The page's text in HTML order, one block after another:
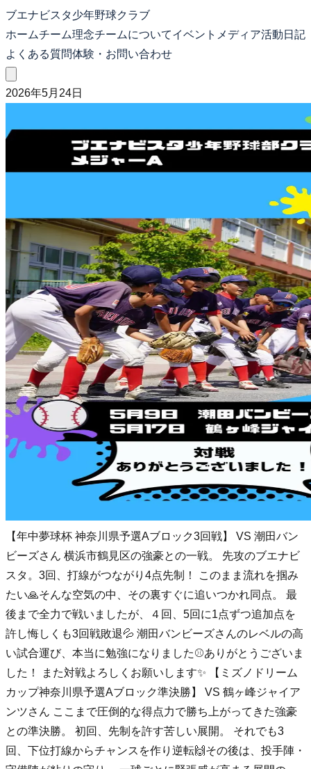
ブエナビスタ少年野球クラブ
ホームチーム理念チームについてイベント メディア活動日記
よくある質問体験・お問い合わせ
2026年5月24日
【年中夢球杯 神奈川県予選Aブロック3回戦】 VS 潮田バン
ビーズさん 横浜市鶴見区の強豪との一戦。 先攻のブエナビ
スタ。3回、打線がつながり4点先制！ このまま流れを掴み
たい🙏そんな空気の中、その裏すぐに追いつかれ同点。 最
後まで全力で戦いましたが、４回、5回に1点ずつ追加点を
許し悔しくも3回戦敗退💦 潮田バンビーズさんのレベルの高
い試合運び、本当に勉強になりました⚾️ありがとうございま
した！ また対戦よろしくお願いします✨ 【ミズノドリーム
カップ神奈川県予選Aブロック準決勝】 VS 鶴ヶ峰ジャイア
ンツさん ここまで圧倒的な得点力で勝ち上がってきた強豪
との準決勝。 初回、先制を許す苦しい展開。 それでも3
回、下位打線からチャンスを作り逆転🙌その後は、投手陣・